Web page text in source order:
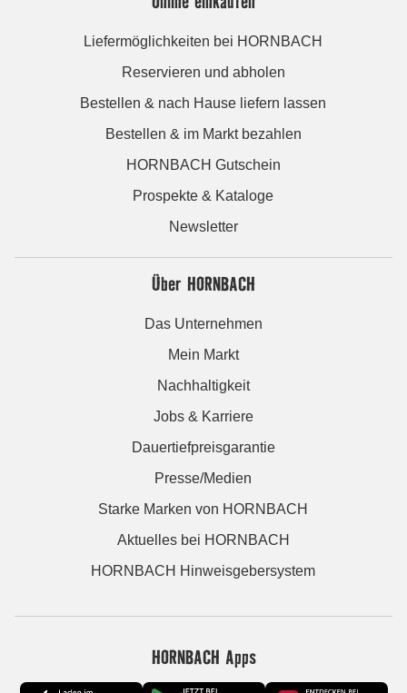
Liefermöglichkeiten bei HORNBACH
Reservieren und abholen
Bestellen & nach Hause liefern lassen
Bestellen & im Markt bezahlen
HORNBACH Gutschein
Prospekte & Kataloge
Newsletter
Über HORNBACH
Das Unternehmen
Mein Markt
Nachhaltigkeit
Jobs & Karriere
Dauertiefpreisgarantie
Presse/Medien
Starke Marken von HORNBACH
Aktuelles bei HORNBACH
HORNBACH Hinweisgebersystem
HORNBACH Apps